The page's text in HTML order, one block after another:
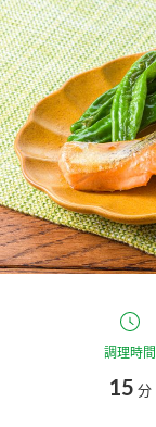
酢
お酢ドリ
みりん風
スープ
新商品一覧
キャンペーン情報
ブランド・スペ
ブランド・スペ
商品ブランドサ
Fibee（ファイ
カンタン酢
お酢ドリンク
企業情報
国内事業概要
ミツカングループ
企業
ミツカンを知る
調理時間
15 分